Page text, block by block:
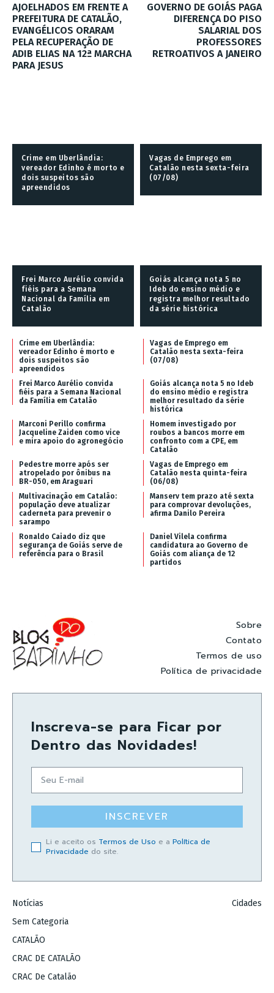
AJOELHADOS EM FRENTE A
PREFEITURA DE CATALÃO,
EVANGÉLICOS ORARAM
PELA RECUPERAÇÃO DE
ADIB ELIAS NA 12ª MARCHA
PARA JESUS
GOVERNO DE GOIÁS PAGA
DIFERENÇA DO PISO
SALARIAL DOS
PROFESSORES
RETROATIVOS A JANEIRO
Crime em Uberlândia:
vereador Edinho é morto e
dois suspeitos são
apreendidos
Vagas de Emprego em
Catalão nesta sexta-feira
(07/08)
Frei Marco Aurélio convida
fiéis para a Semana
Nacional da Família em
Catalão
Goiás alcança nota 5 no
Ideb do ensino médio e
registra melhor resultado
da série histórica
Crime em Uberlândia:
vereador Edinho é morto e
dois suspeitos são
apreendidos
Vagas de Emprego em
Catalão nesta sexta-feira
(07/08)
Frei Marco Aurélio convida
fiéis para a Semana Nacional
da Família em Catalão
Goiás alcança nota 5 no Ideb
do ensino médio e registra
melhor resultado da série
histórica
Marconi Perillo confirma
Jacqueline Zaiden como vice
e mira apoio do agronegócio
Homem investigado por
roubos a bancos morre em
confronto com a CPE, em
Catalão
Pedestre morre após ser
atropelado por ônibus na
BR-050, em Araguari
Vagas de Emprego em
Catalão nesta quinta-feira
(06/08)
Multivacinação em Catalão:
população deve atualizar
caderneta para prevenir o
sarampo
Manserv tem prazo até sexta
para comprovar devoluções,
afirma Danilo Pereira
Ronaldo Caiado diz que
segurança de Goiás serve de
referência para o Brasil
Daniel Vilela confirma
candidatura ao Governo de
Goiás com aliança de 12
partidos
Sobre
Contato
Termos de uso
Política de privacidade
Inscreva-se para Ficar por
Dentro das Novidades!
INSCREVER
Li e aceito os Termos de Uso e a Política de
Privacidade do site.
Notícias
Sem Categoria
CATALÃO
CRAC DE CATALÃO
CRAC De Catalão
Cidades